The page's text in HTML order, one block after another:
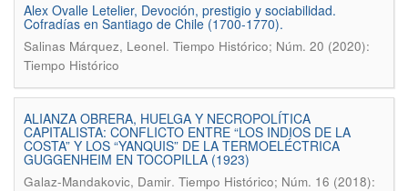
Alex Ovalle Letelier, Devoción, prestigio y sociabilidad.
Cofradías en Santiago de Chile (1700-1770).
Salinas Márquez, Leonel. Tiempo Histórico; Núm. 20 (2020):
Tiempo Histórico
ALIANZA OBRERA, HUELGA Y NECROPOLÍTICA
CAPITALISTA: CONFLICTO ENTRE “LOS INDIOS DE LA
COSTA” Y LOS “YANQUIS” DE LA TERMOELÉCTRICA
GUGGENHEIM EN TOCOPILLA (1923)
Galaz-Mandakovic, Damir. Tiempo Histórico; Núm. 16 (2018):